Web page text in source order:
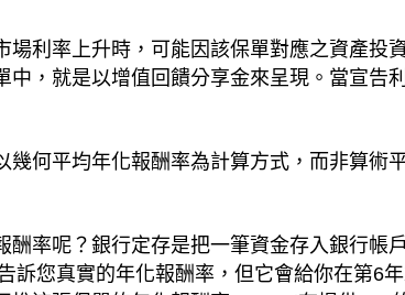
利率上升時，可能因該保單對應之資產
，就是以增值回饋分享金來呈現。當宣告
何平均年化報酬率為計算方式，而非算術
率呢？銀行定存是把一筆資金存入銀行
您真實的年化報酬率，但它會給你在第6